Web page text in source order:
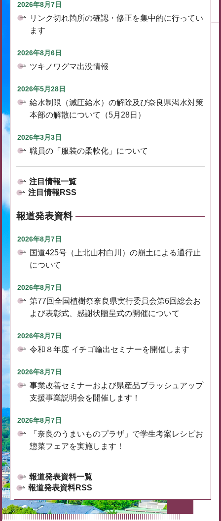
2026年8月7日
リンク切れ箇所の確認・修正を集中的に行ってい
ます
2026年8月6日
ツキノワグマ出没情報
2026年5月28日
給水制限（減圧給水）の解除及び奈良県渇水対策
本部の解散について（5月28日）
2026年3月3日
職員の「服装の柔軟化」について
注目情報一覧
注目情報RSS
報道発表資料
2026年8月7日
国道425号（上北山村白川）の崩土による通行止
について
2026年8月7日
第77回全国植樹祭奈良県実行委員会第6回総会お
よび表彰式、感謝状贈呈式の開催について
2026年8月7日
令和８年度 イチゴ輸出セミナーを開催します
2026年8月7日
事業改善セミナーおよび県産品ブラッシュアップ
支援事業説明会を開催します！
2026年8月7日
「奈良のうまいものプラザ」で学生考案レシピお
惣菜フェアを実施します！
報道発表資料一覧
報道発表資料RSS